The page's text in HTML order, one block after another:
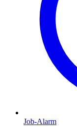
Job-Alarm